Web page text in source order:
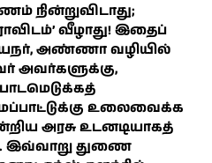
நின்றுவிடாது;
வீழாது! இதைப்
அண்ணா வழியில்
அவர்களுக்கு,
உலைவைக்க
அரசு உடனடியாகத்
இவ்வாறு துணை